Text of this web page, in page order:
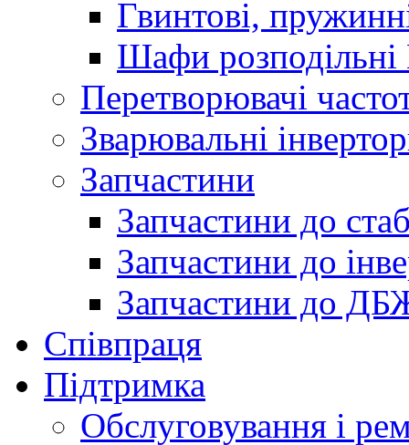
Гвинтові,
Шафи розподільні
Перетворювачі
Зварювальні
Запчастини
Запчастини до
Запчастини до
Запчастини до
Співпраця
Підтримка
Обслуговування і